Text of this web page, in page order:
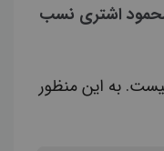
محمود اشتری نسب
به این منظور